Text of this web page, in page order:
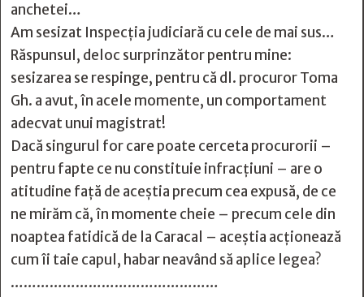
anchetei…
Am sesizat Inspecția judiciară cu cele de mai sus…
Răspunsul, deloc surprinzător pentru mine:
sesizarea se respinge, pentru că dl. procuror Toma
Gh. a avut, în acele momente, un comportament
adecvat unui magistrat!
Dacă singurul for care poate cerceta procurorii –
pentru fapte ce nu constituie infracțiuni – are o
atitudine față de aceștia precum cea expusă, de ce
ne mirăm că, în momente cheie – precum cele din
noaptea fatidică de la Caracal – aceștia acţionează
cum îi taie capul, habar neavând să aplice legea?
…………………………………………